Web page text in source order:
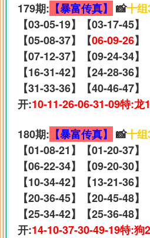
179期: 【暴富传真】 📸十
【03-05-19】【03-17-45】
【05-08-37】【06-09-26】
【07-12-37】【09-24-34】
【16-31-42】【24-28-36】
【31-33-36】【40-46-47】
开:10-11-26-06-31-09特:龙
180期: 【暴富传真】 📸十
【01-08-21】【01-20-37】
【06-22-34】【09-20-30】
【10-34-42】【13-21-36】
【20-36-45】【20-45-48】
【25-34-42】【25-36-48】
开:14-10-37-30-49-19特:狗